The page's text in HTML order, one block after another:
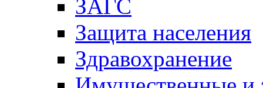
ЗАГС
Защита населения
Здравохранение